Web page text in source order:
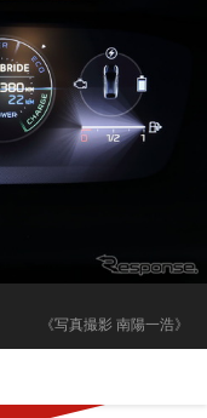
《写真撮影 南陽一浩》